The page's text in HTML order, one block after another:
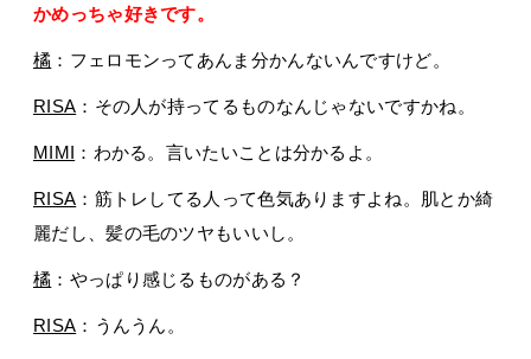
かめっちゃ好きです。
橘 ：フェロモンってあんま分かんないんですけど。
RISA ：その人が持ってるものなんじゃないですかね。
MIMI ：わかる。言いたいことは分かるよ。
RISA ：筋トレしてる人って色気ありますよね。肌とか綺
麗だし、髪の毛のツヤもいいし。
橘 ：やっぱり感じるものがある？
RISA ：うんうん。